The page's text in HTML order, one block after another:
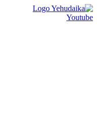
דלג
לתוכן
Youtube